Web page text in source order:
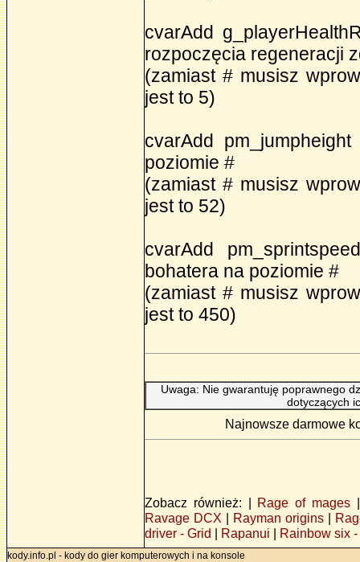
cvarAdd
rozpoczęcia regeneracji
(zamiast # musisz
jest to 5)
cvarAdd
poziomie #
(zamiast # musisz
jest to 52)
cvarAdd
bohatera na poziomie #
(zamiast # musisz
jest to 450)
Uwaga: Nie gwarantuję poprawnego
dotyczących
Najnowsze darmowe
Zobacz również: | Rage of mages
Ravage DCX | Rayman origins |
driver - Grid | Rapanui | Rainbow six
kody.info.pl - kody do gier komputerowych i na konsole